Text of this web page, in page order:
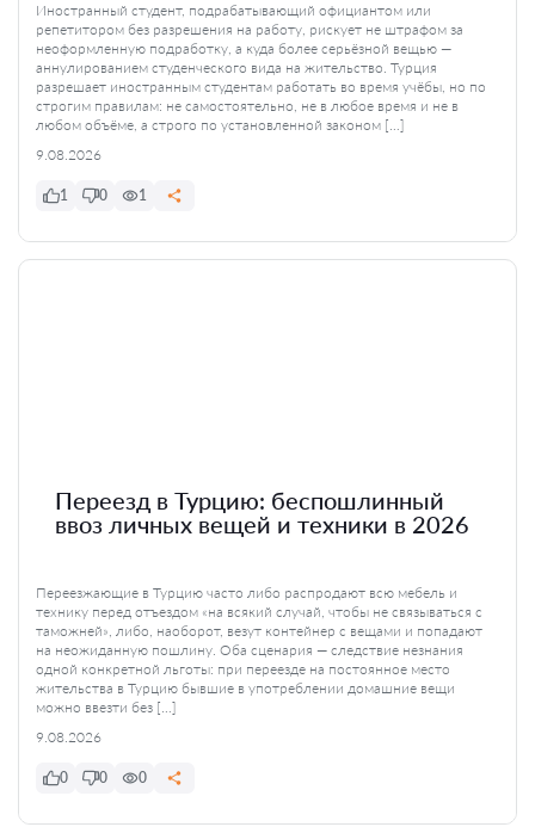
Иностранный студент, подрабатывающий официантом или
репетитором без разрешения на работу, рискует не штрафом за
неоформленную подработку, а куда более серьёзной вещью —
аннулированием студенческого вида на жительство. Турция
разрешает иностранным студентам работать во время учёбы, но по
строгим правилам: не самостоятельно, не в любое время и не в
любом объёме, а строго по установленной законом […]
9.08.2026
1 0 1
Переезд в Турцию: беспошлинный
ввоз личных вещей и техники в 2026
Переезжающие в Турцию часто либо распродают всю мебель и
технику перед отъездом «на всякий случай, чтобы не связываться с
таможней», либо, наоборот, везут контейнер с вещами и попадают
на неожиданную пошлину. Оба сценария — следствие незнания
одной конкретной льготы: при переезде на постоянное место
жительства в Турцию бывшие в употреблении домашние вещи
можно ввезти без […]
9.08.2026
0 0 0